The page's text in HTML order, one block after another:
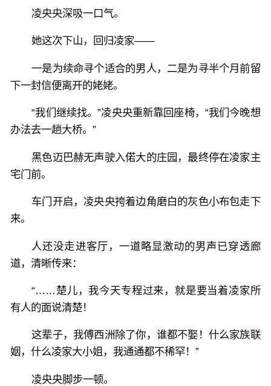
凌央央深吸一口气。
她这次下山，回归凌家——
一是为续命寻个适合的男人，二是为寻半个月前留
下一封信便离开的姥姥。
“我们继续找。”凌央央重新靠回座椅，“我们今晚想
办法去一趟大桥。”
黑色迈巴赫无声驶入偌大的庄园，最终停在凌家主
宅门前。
车门开启，凌央央挎着边角磨白的灰色小布包走下
来。
人还没走进客厅，一道略显激动的男声已穿透廊
道，清晰传来：
“……楚儿，我今天专程过来，就是要当着凌家所
有人的面说清楚！
这辈子，我傅西洲除了你，谁都不娶！什么家族联
姻，什么凌家大小姐，我通通都不稀罕！”
凌央央脚步一顿。